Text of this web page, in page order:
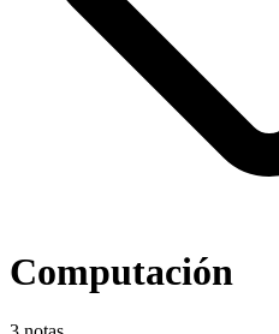
Computación